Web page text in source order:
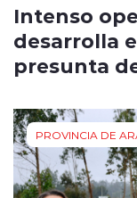
Intenso
desarrolla
presunta
PROVINCIA DE